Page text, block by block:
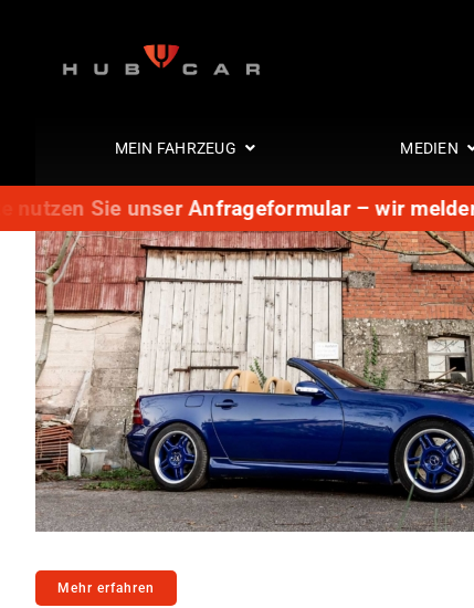
MEIN FAHRZEUG
Leder
Sitze
Leder
MEDIEN
Sie unser Anfrageformular – wir
Mehr erfahren